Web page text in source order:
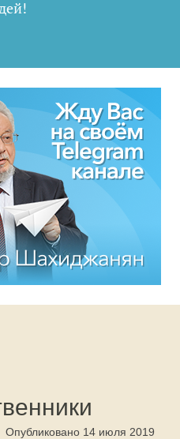
!
Опубликовано 14 июля 2019